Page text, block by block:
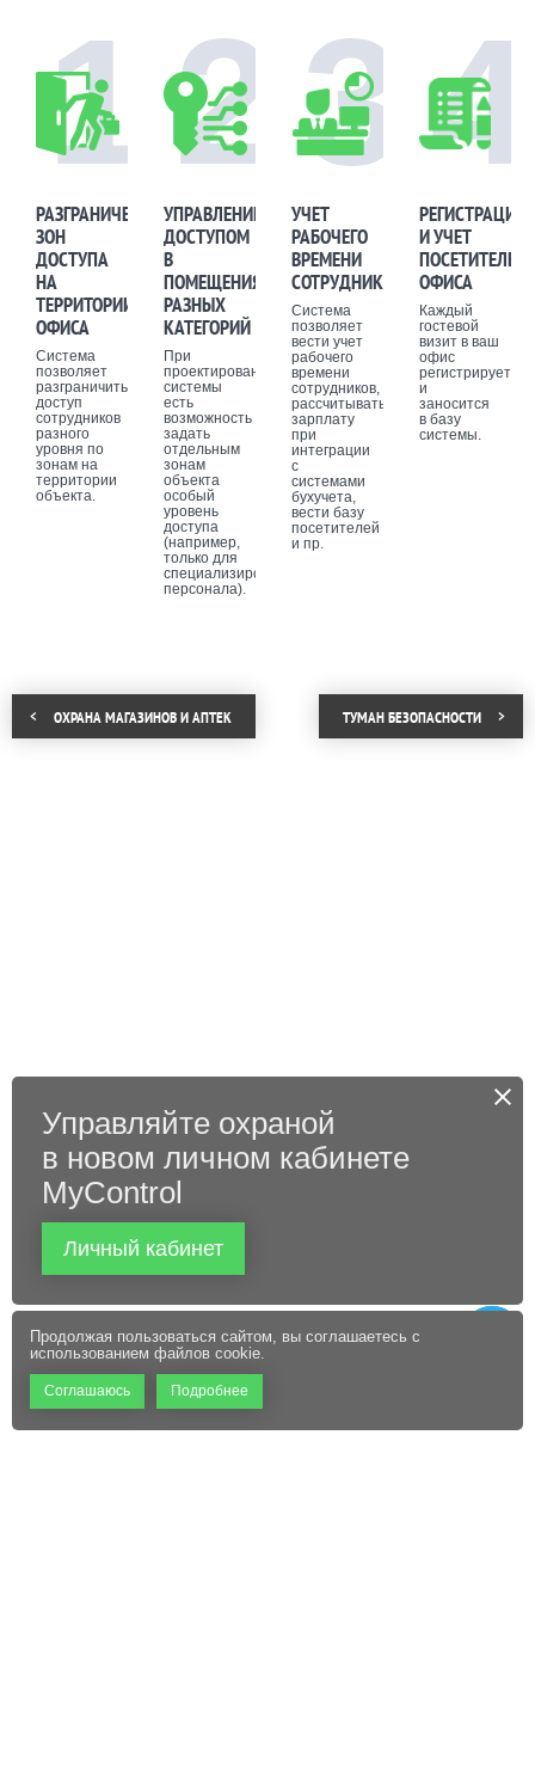
1
РАЗГРАНИЧЕНИЕ
ЗОН
ДОСТУПА
НА
ТЕРРИТОРИИ
ОФИСА
Система
позволяет
разграничить
доступ
сотрудников
разного
уровня по
зонам на
территории
объекта.
2
УПРАВЛЕНИЕ
ДОСТУПОМ
В
ПОМЕЩЕНИЯ
РАЗНЫХ
КАТЕГОРИЙ
При
проектировании
системы
есть
возможность
задать
отдельным
зонам
объекта
особый
уровень
доступа
(например,
только для
специализированного
персонала).
3
УЧЕТ
РАБОЧЕГО
ВРЕМЕНИ
СОТРУДНИКОВ
Система
позволяет
вести учет
рабочего
времени
сотрудников,
рассчитывать
зарплату
при
интеграции
с
системами
бухучета,
вести базу
посетителей
и пр.
4
РЕГИСТРАЦИЯ
И УЧЕТ
ПОСЕТИТЕЛЕЙ
ОФИСА
Каждый
гостевой
визит в ваш
офис
регистрируется
и
заносится
в базу
системы.
ОХРАНА МАГАЗИНОВ И АПТЕК ТУМАН БЕЗОПАСНОСТИ
Управляйте охраной
в новом личном кабинете
MyControl
Личный кабинет
Продолжая пользоваться сайтом, вы соглашаетесь с
использованием файлов cookie.
Соглашаюсь Подробнее